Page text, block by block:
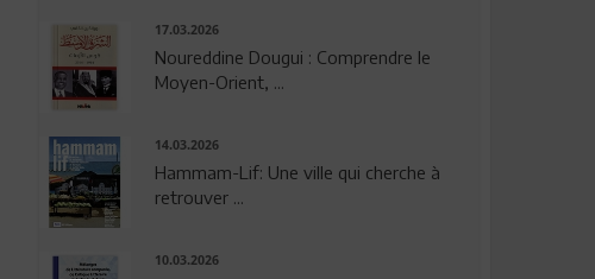
17.03.2026
Noureddine Dougui : Comprendre le
Moyen-Orient, ...
14.03.2026
Hammam-Lif: Une ville qui cherche à
retrouver ...
10.03.2026